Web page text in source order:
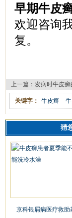
早期牛皮
欢迎咨询
复。
上一篇： 发病时牛皮
关键字： 牛皮癣
猜
京科银屑病医疗救助